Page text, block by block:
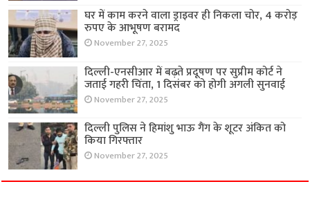
घर में काम करने वाला ड्राइवर ही निकला चोर, 4 करोड़
रुपए के आभूषण बरामद
November 27, 2025
दिल्ली-एनसीआर में बढ़ते प्रदूषण पर सुप्रीम कोर्ट ने
जताई गहरी चिंता, 1 दिसंबर को होगी अगली सुनवाई
November 27, 2025
दिल्ली पुलिस ने हिमांशु भाऊ गैंग के शूटर अंकित को
किया गिरफ्तार
November 27, 2025